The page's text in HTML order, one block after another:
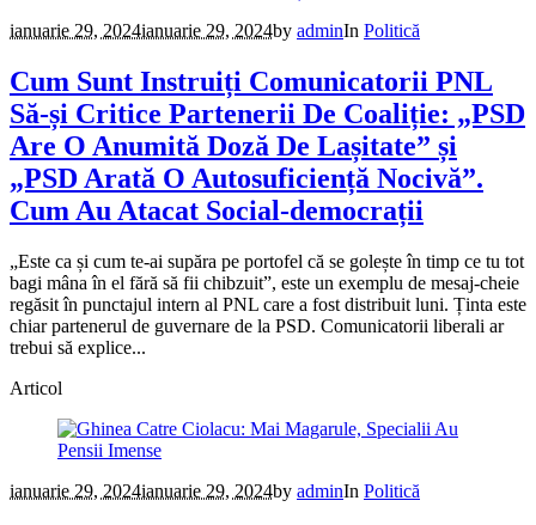
ianuarie 29, 2024ianuarie 29, 2024by adminIn Politică
Cum Sunt Instruiți Comunicatorii PNL
Să-și Critice Partenerii De Coaliție: „PSD
Are O Anumită Doză De Lașitate” și
„PSD Arată O Autosuficiență Nocivă”.
Cum Au Atacat Social-democrații
„Este ca și cum te-ai supăra pe portofel că se golește în timp ce tu tot
bagi mâna în el fără să fii chibzuit”, este un exemplu de mesaj-cheie
regăsit în punctajul intern al PNL care a fost distribuit luni. Ținta este
chiar partenerul de guvernare de la PSD. Comunicatorii liberali ar
trebui să explice...
Articol
ianuarie 29, 2024ianuarie 29, 2024by adminIn Politică